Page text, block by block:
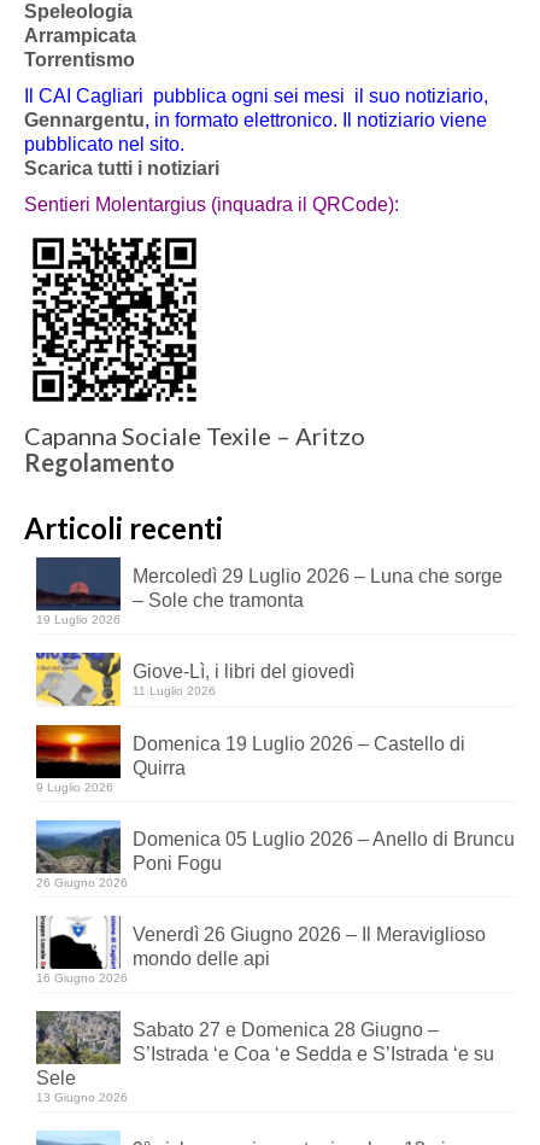
Speleologia
Arrampicata
Torrentismo
Il CAI Cagliari pubblica ogni sei mesi il suo notiziario,
Gennargentu, in formato elettronico. Il notiziario viene
pubblicato nel sito.
Scarica tutti i notiziari
Sentieri Molentargius (inquadra il QRCode):
Capanna Sociale Texile – Aritzo
Regolamento
Articoli recenti
Mercoledì 29 Luglio 2026 – Luna che sorge
– Sole che tramonta
19 Luglio 2026
Giove-Lì, i libri del giovedì
11 Luglio 2026
Domenica 19 Luglio 2026 – Castello di
Quirra
9 Luglio 2026
Domenica 05 Luglio 2026 – Anello di Bruncu
Poni Fogu
26 Giugno 2026
Venerdì 26 Giugno 2026 – Il Meraviglioso
mondo delle api
16 Giugno 2026
Sabato 27 e Domenica 28 Giugno –
S’Istrada ‘e Coa ‘e Sedda e S’Istrada ‘e su
Sele
13 Giugno 2026